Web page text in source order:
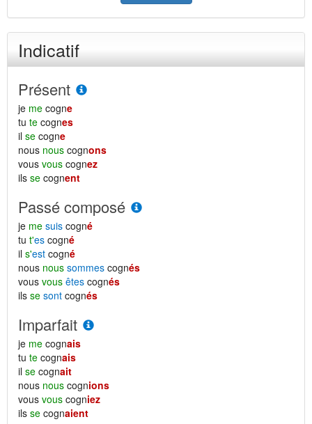
Indicatif
Présent
je me cogne
tu te cognes
il se cogne
nous nous cognons
vous vous cognez
ils se cognent
Passé composé
je me suis cogné
tu t'es cogné
il s'est cogné
nous nous sommes cognés
vous vous êtes cognés
ils se sont cognés
Imparfait
je me cognais
tu te cognais
il se cognait
nous nous cognions
vous vous cogniez
ils se cognaient